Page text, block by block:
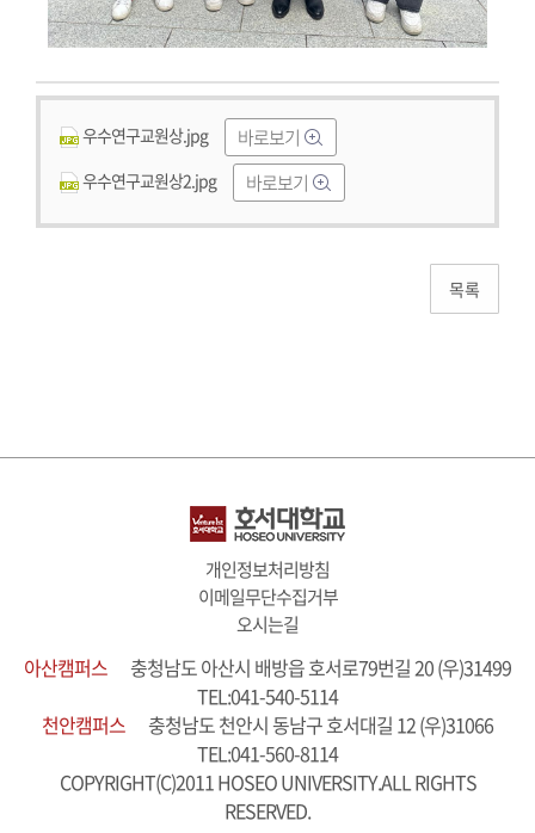
우수연구교원상.jpg 바로보기
우수연구교원상2.jpg 바로보기
개인정보처리방침
이메일무단수집거부
오시는길
아산캠퍼스
충청남도 아산시 배방읍 호서로79번길 20 (우)31499
TEL:041-540-5114
천안캠퍼스
충청남도 천안시 동남구 호서대길 12 (우)31066
TEL:041-560-8114
COPYRIGHT(C)2011 HOSEO UNIVERSITY.ALL RIGHTS
RESERVED.